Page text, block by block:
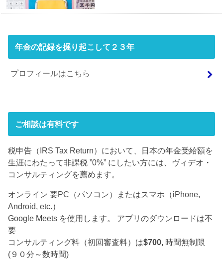
年金の記録を掘り起こして２３年
プロフィールはこちら
ご相談は有料です
税申告（IRS Tax Return）において、日本の年金受給額を
生涯にわたって非課税 ”0%” にしたい方には、ヴィデオ・
コンサルティングを薦めます。
オンライン 要PC（パソコン）またはスマホ（iPhone,
Android, etc.）
Google Meets を使用します。 アプリのダウンロードは不
要
コンサルティング料（初回審査料）は$700, 時間無制限
(９０分～数時間)